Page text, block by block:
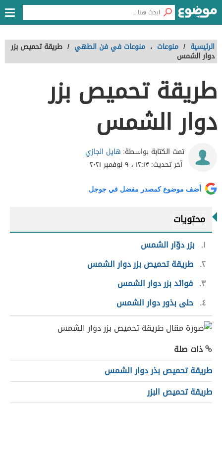
الرئيسية / منوعات ، منوعات في فن الطهي / طريقة تحميص بزر
دوار الشمس
طريقة تحميص بزر
دوار الشمس
تمت الكتابة بواسطة: هايل الجازي
آخر تحديث:١٢:١٣ ، ٩ نوفمبر ٢٠٢١
أضف موضوع كمصدر مفضل في جوجل
محتويات
١ بزر دوّار الشمس
٢ طريقة تحميص بزر دوار الشمس
٣ فوائد بزر دوار الشمس
٤ حلى بذور دوار الشمس
ذات صلة
طريقة تحميص بذر دوار الشمس
طريقة تحميص البزر